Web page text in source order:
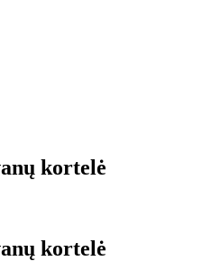
kortelė
kortelė